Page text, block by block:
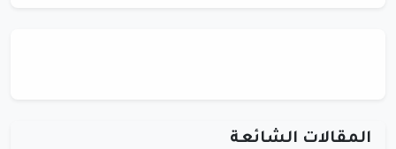
المقالات الشائعة